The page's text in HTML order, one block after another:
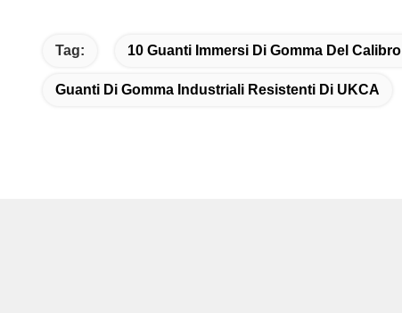
Tag: 10 Guanti Immersi Di Gomma Del Calibro
Guanti Di Gomma Industriali Resistenti Di UKCA